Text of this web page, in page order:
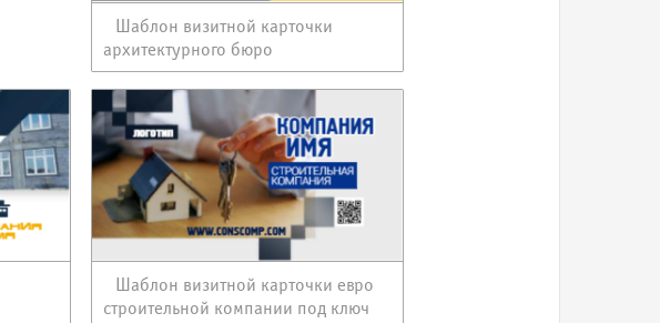
Шаблон визитной карточки
архитектурного бюро
Шаблон визитной карточки евро
строительной компании под ключ